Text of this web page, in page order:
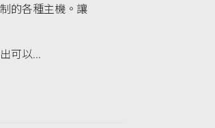
的各種主機。讓
可以...